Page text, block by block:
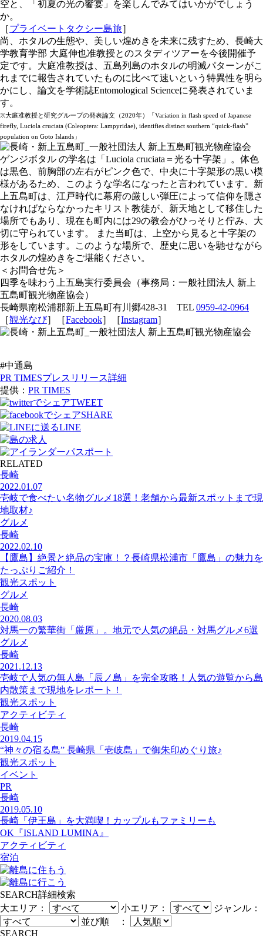
空と、「初夏の光の饗宴」を楽しんでみてはいかがでしょう
か。
［プライベートタクシー島旅］
尚、ホタルの生態や、美しい煌めきを未来に残すため、長崎大
学教育学部 大庭伸也准教授とのスタディツアーを今後開催予
定です。大庭准教授は、五島列島のホタルの明滅パターンがこ
れまでに報告されていたものに比べて速いという特異性を明ら
かにし、論文を学術誌Entomological Scienceに発表されていま
す。
※大庭准教授と研究グループの発表論文（2020年）「Variation in flash speed of Japanese
firefly, Luciola cruciata (Coleoptera: Lampyridae), identifies distinct southern “quick-flash”
population on Goto Islands」
ゲンジボタル の学名は「Luciola cruciata＝光る十字架」。体色
は黒色、前胸部の左右がピンク色で、中央に十字架形の黒い模
様があるため、このような学名になったと言われています。新
上五島町は、江戸時代に幕府の厳しい弾圧によって信仰を隠さ
なければならなかったキリスト教徒が、新天地として移住した
場所でもあり、現在も町内には29の教会がひっそりと佇み、大
切に守られています。 また当町は、上空から見ると十字架の
形をしています。このような場所で、歴史に思いを馳せながら
ホタルの煌めきをご堪能ください。
＜お問合せ先＞
四季を味わう上五島実行委員会（事務局：一般社団法人 新上
五島町観光物産協会）
長崎県南松浦郡新上五島町有川郷428-31 TEL 0959-42-0964
［観光なび］［Facebook］［Instagram］
#中通島
PR TIMESプレスリリース詳細
提供： PR TIMES
TWEET
SHARE
LINE
RELATED
長崎
2022.01.07
壱岐で食べたい名物グルメ18選！老舗から最新スポットまで現
地取材♪
グルメ
長崎
2022.02.10
【鷹島】絶景と絶品の宝庫！？長崎県松浦市「鷹島」の魅力を
たっぷりご紹介！
観光スポット
グルメ
長崎
2020.08.03
対馬一の繁華街「厳原」。地元で人気の絶品・対馬グルメ6選
グルメ
長崎
2021.12.13
壱岐で人気の無人島「辰ノ島」を完全攻略！人気の遊覧から島
内散策まで現地をレポート！
観光スポット
アクティビティ
長崎
2019.04.15
“神々の宿る島” 長崎県「壱岐島」で御朱印めぐり旅♪
観光スポット
イベント
PR
長崎
2019.05.10
長崎「伊王島」を大満喫！カップルもファミリーも
OK『ISLAND LUMINA』
アクティビティ
宿泊
SEARCH詳細検索
大エリア：
小エリア：
ジャンル：
並び順 ：
SEARCH